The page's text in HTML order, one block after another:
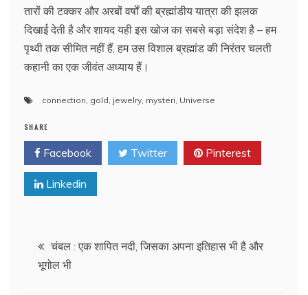
तारों की टक्कर और अरबों वर्षों की ब्रह्मांडीय यात्रा की झलक
दिखाई देती है और शायद यही इस खोज का सबसे बड़ा संदेश है – हम
पृथ्वी तक सीमित नहीं हैं, हम उस विशाल ब्रह्मांड की निरंतर चलती
कहानी का एक जीवंत अध्याय हैं।
connection gold jewelry mysteri Universe
SHARE
Facebook Twitter Pinterest
Linkedin
Post
navigation
चंबल : एक शापित नदी, जिसका अपना इतिहास भी है और
भूगोल भी